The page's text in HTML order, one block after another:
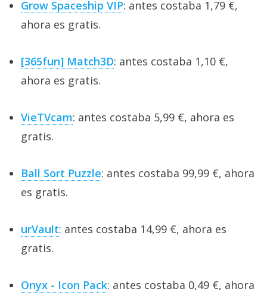
Grow Spaceship VIP: antes costaba 1,79 €,
ahora es gratis.
[365fun] Match3D: antes costaba 1,10 €,
ahora es gratis.
VieTVcam: antes costaba 5,99 €, ahora es
gratis.
Ball Sort Puzzle: antes costaba 99,99 €, ahora
es gratis.
urVault: antes costaba 14,99 €, ahora es
gratis.
Onyx - Icon Pack: antes costaba 0,49 €, ahora